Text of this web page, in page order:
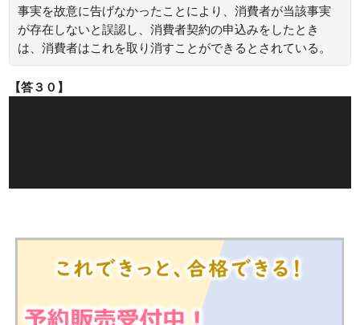
事実を故意に告げなかったことにより、消費者が当該事実
が存在しないと誤認し、消費者契約の申込みをしたとき
は、消費者はこれを取り消すことができるとされている。
【答３０】